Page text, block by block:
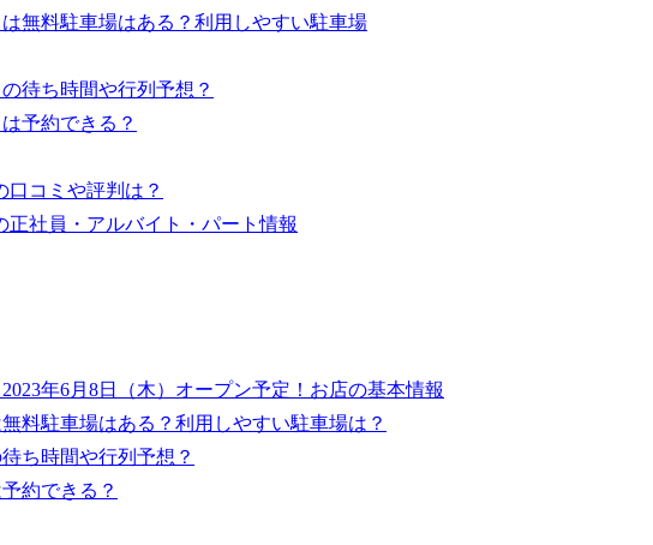
無料駐車場はある？利用しやすい駐車場
待ち時間や行列予想？
予約できる？
コミや評判は？
社員・アルバイト・パート情報
年6月8日（木）オープン予定！お店の基本情報
料駐車場はある？利用しやすい駐車場は？
ち時間や行列予想？
約できる？